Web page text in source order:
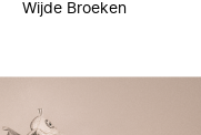
Wijde Broeken